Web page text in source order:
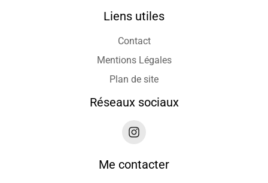
Liens utiles
Contact
Mentions Légales
Plan de site
Réseaux sociaux
Me contacter